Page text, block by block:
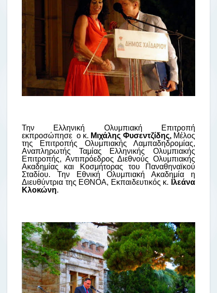
Την Ελληνική Ολυμπιακή Επιτροπή
εκπροσώπησε ο κ. Μιχάλης Φυσεντζίδης,Μέλος
της Επιτροπής Ολυμπιακής Λαμπαδηδρομίας,
Αναπληρωτής Ταμίας Ελληνικής Ολυμπιακής
Επιτροπής, Αντιπρόεδρος Διεθνούς Ολυμπιακής
Ακαδημίας και Κοσμήτορας του Παναθηναϊκού
Σταδίου. Την Εθνική Ολυμπιακή Ακαδημία η
Διευθύντρια της ΕΘΝΟΑ, Εκπαιδευτικός κ. Ιλεάνα
Κλοκώνη.